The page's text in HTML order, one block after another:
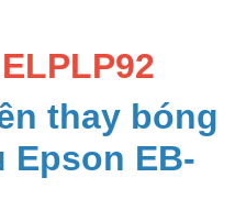
thay bóng
Epson EB-